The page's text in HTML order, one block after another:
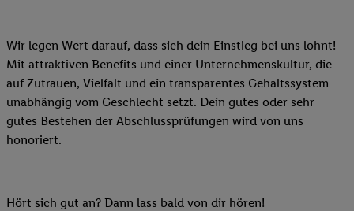
Wir legen Wert darauf, dass sich dein Einstieg bei uns lohnt!
Mit attraktiven Benefits und einer Unternehmenskultur, die
auf Zutrauen, Vielfalt und ein transparentes Gehaltssystem
unabhängig vom Geschlecht setzt. Dein gutes oder sehr
gutes Bestehen der Abschlussprüfungen wird von uns
honoriert.
Hört sich gut an? Dann lass bald von dir hören!